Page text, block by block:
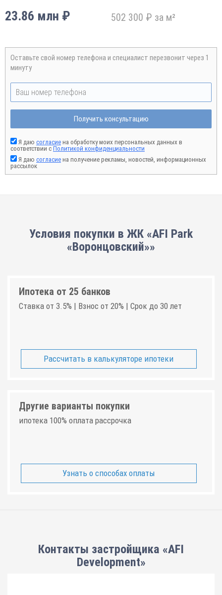
23.86 млн ₽ 502 300 ₽ за м²
Оставьте свой номер телефона и специалист перезвонит через 1
минуту
Получить консультацию
Я даю согласие на обработку моих персональных данных в
соответствии с Политикой конфиденциальности
Я даю согласие на получение рекламы, новостей, информационных
рассылок
Условия покупки в ЖК «AFI Park
«Воронцовский»»
Ипотека от 25 банков
Ставка от 3.5% | Взнос от 20% | Срок до 30 лет
Рассчитать в калькуляторе ипотеки
Другие варианты покупки
ипотека 100% оплата рассрочка
Узнать о способах оплаты
Контакты застройщика «AFI
Development»